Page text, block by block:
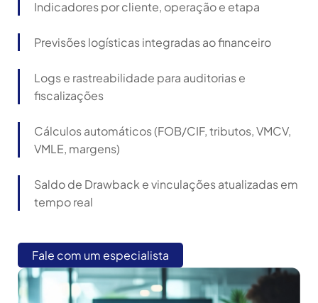
Indicadores por cliente, operação e etapa
Previsões logísticas integradas ao financeiro
Logs e rastreabilidade para auditorias e
fiscalizações
Cálculos automáticos (FOB/CIF, tributos, VMCV,
VMLE, margens)
Saldo de Drawback e vinculações atualizadas em
tempo real
Fale com um especialista